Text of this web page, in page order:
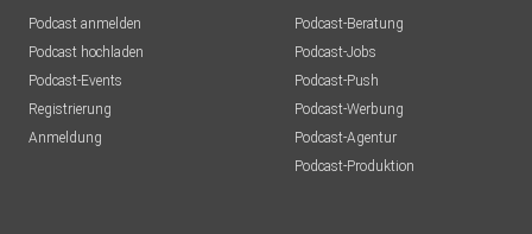
Podcast anmelden
Podcast hochladen
Podcast-Events
Registrierung
Anmeldung
Podcast-Beratung
Podcast-Jobs
Podcast-Push
Podcast-Werbung
Podcast-Agentur
Podcast-Produktion